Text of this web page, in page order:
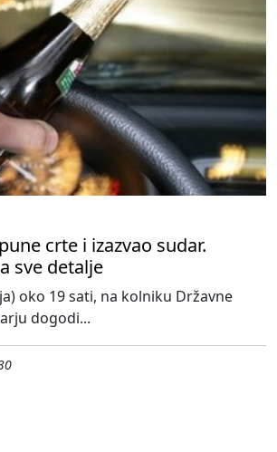
crte i izazvao sudar.
sve detalje
oko 19 sati, na kolniku Državne
dogodi...